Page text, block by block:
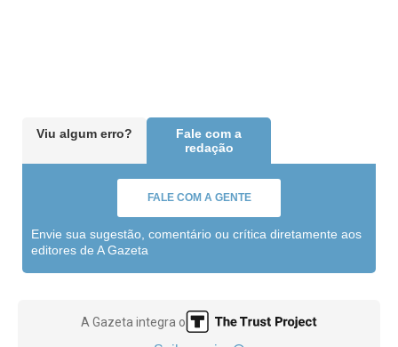
Viu algum erro?
Fale com a
redação
FALE COM A GENTE
Envie sua sugestão, comentário ou crítica diretamente aos
editores de A Gazeta
A Gazeta integra o